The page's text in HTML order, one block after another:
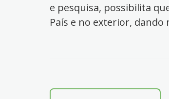
e pesquisa, possibilita
País e no exterior,